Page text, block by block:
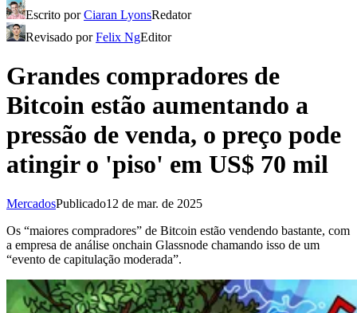
Escrito porCiaran LyonsRedator
Revisado porFelix NgEditor
Grandes compradores de
Bitcoin estão aumentando a
pressão de venda, o preço pode
atingir o 'piso' em US$ 70 mil
MercadosPublicado12 de mar. de 2025
Os “maiores compradores” de Bitcoin estão vendendo bastante, com
a empresa de análise onchain Glassnode chamando isso de um
“evento de capitulação moderada”.